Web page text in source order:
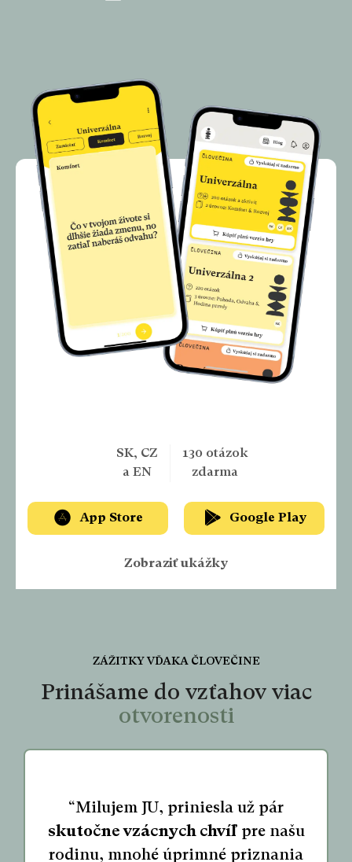
SK, CZ
a EN
130 otázok
zdarma
App Store Google Play
Zobraziť ukážky
ZÁŽITKY VĎAKA ČLOVEČINE
Prinášame do vzťahov viac
otvorenosti
“Milujem JU, priniesla už pár
skutočne vzácnych chvíľ pre našu
rodinu, mnohé úprimné priznania